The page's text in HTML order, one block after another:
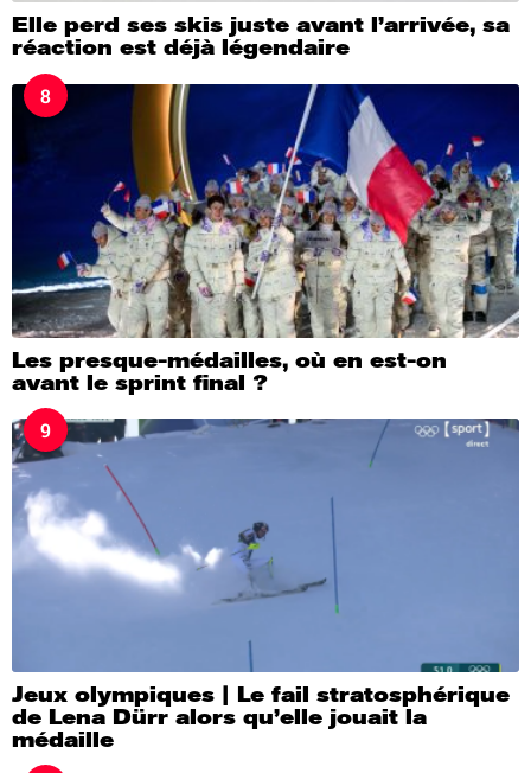
Elle perd ses skis juste avant l’arrivée, sa
réaction est déjà légendaire
8
Les presque-médailles, où en est-on
avant le sprint final ?
9
Jeux olympiques | Le fail stratosphérique
de Lena Dürr alors qu’elle jouait la
médaille